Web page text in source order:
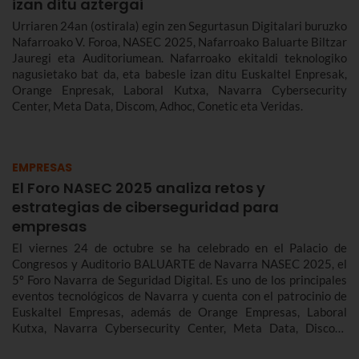
izan ditu aztergai
Urriaren 24an (ostirala) egin zen Segurtasun Digitalari buruzko
Nafarroako V. Foroa, NASEC 2025, Nafarroako Baluarte Biltzar
Jauregi eta Auditoriumean. Nafarroako ekitaldi teknologiko
nagusietako bat da, eta babesle izan ditu Euskaltel Enpresak,
Orange Enpresak, Laboral Kutxa, Navarra Cybersecurity
Center, Meta Data, Discom, Adhoc, Conetic eta Veridas.
EMPRESAS
El Foro NASEC 2025 analiza retos y
estrategias de ciberseguridad para
empresas
El viernes 24 de octubre se ha celebrado en el Palacio de
Congresos y Auditorio BALUARTE de Navarra NASEC 2025, el
5º Foro Navarra de Seguridad Digital. Es uno de los principales
eventos tecnológicos de Navarra y cuenta con el patrocinio de
Euskaltel Empresas, además de Orange Empresas, Laboral
Kutxa, Navarra Cybersecurity Center, Meta Data, Discom,